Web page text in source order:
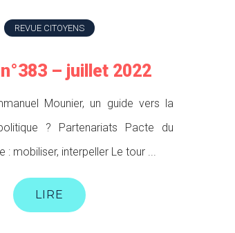
REVUE CITOYENS
– juillet 2022
Mounier, un guide vers la
? Partenariats Pacte du
: mobiliser, interpeller Le tour ...
LIRE